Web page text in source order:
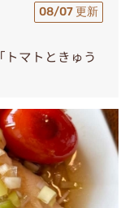
08/07 更新
マトときゅう